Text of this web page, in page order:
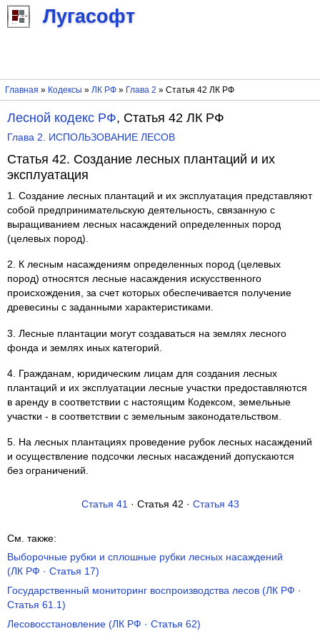
Лугасофт
Главная » Кодексы » ЛК РФ» Глава 2 » Статья 42 ЛК РФ
Лесной кодекс РФ, Статья 42 ЛК РФ
Глава 2. ИСПОЛЬЗОВАНИЕ ЛЕСОВ
Статья 42. Создание лесных плантаций и их
эксплуатация
1. Создание лесных плантаций и их эксплуатация представляют
собой предпринимательскую деятельность, связанную с
выращиванием лесных насаждений определенных пород
(целевых пород).
2. К лесным насаждениям определенных пород (целевых
пород) относятся лесные насаждения искусственного
происхождения, за счет которых обеспечивается получение
древесины с заданными характеристиками.
3. Лесные плантации могут создаваться на землях лесного
фонда и землях иных категорий.
4. Гражданам, юридическим лицам для создания лесных
плантаций и их эксплуатации лесные участки предоставляются
в аренду в соответствии с настоящим Кодексом, земельные
участки - в соответствии с земельным законодательством.
5. На лесных плантациях проведение рубок лесных насаждений
и осуществление подсочки лесных насаждений допускаются
без ограничений.
Статья 41· Статья 42 · Статья 43
См. также:
Выборочные рубки и сплошные рубки лесных насаждений
(ЛК РФ · Статья 17)
Государственный мониторинг воспроизводства лесов (ЛК РФ ·
Статья 61.1)
Лесовосстановление (ЛК РФ · Статья 62)